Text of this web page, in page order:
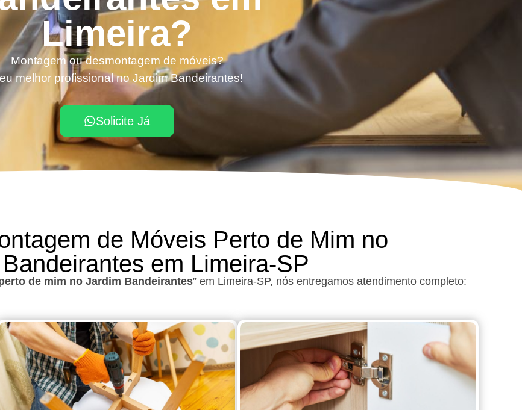
Limeira?
Montagem ou desmontagem de móveis?
melhor profissional no Jardim Bandeirantes!
Solicite Já
de Móveis Perto de Mim no
em Limeira-SP
de mim no Jardim Bandeirantes” em Limeira-SP, nós entregamos atendimento completo: